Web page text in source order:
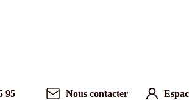
95 Nous contacter